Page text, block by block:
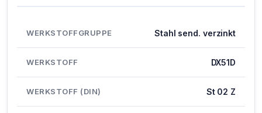
WERKSTOFFGRUPPE Stahl send. verzinkt
WERKSTOFF DX51D
WERKSTOFF (DIN) St 02 Z